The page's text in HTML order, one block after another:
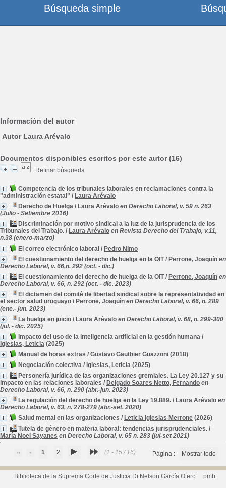
Información del autor
Autor Laura Arévalo
Documentos disponibles escritos por este autor (16)
Refinar búsqueda
Competencia de los tribunales laborales en reclamaciones contra la
"administración estatal" / Laura Arévalo
Derecho de Huelga / Laura Arévalo en Derecho Laboral, v. 59 n. 263
(Julio - Setiembre 2016)
Discriminación por motivo sindical a la luz de la jurisprudencia de los
Tribunales del Trabajo. / Laura Arévalo en Revista Derecho del Trabajo, v.11,
n.38 (enero-marzo)
El correo electrónico laboral / Pedro Nimo
El cuestionamiento del derecho de huelga en la OIT/ Perrone, Joaquín en
Derecho Laboral, v. 66,n. 292 (oct. - dic.)
El cuestionamiento del derecho de huelga de la OIT/ Perrone, Joaquín en
Derecho Laboral, v. 66, n. 292 (oct. - dic. 2023)
El dictamen del comité de libertad sindical sobre la representatividad en
el sector salud uruguayo / Perrone, Joaquín en Derecho Laboral, v. 66, n. 289
(ene.- jun. 2023)
La huelga en juicio / Laura Arévalo en Derecho Laboral, v. 68, n. 299-300
(jul. - dic. 2025)
Impacto del uso de la inteligencia artificial en la gestión humana /
Iglesias, Leticia (2025)
Manual de horas extras / Gustavo Gauthier Guazzoni (2018)
Negociación colectiva / Iglesias, Leticia (2025)
Personería jurídica de las organizaciones gremiales. La Ley 20.127 y su
impacto en las relaciones laborales / Delgado Soares Netto, Fernando en
Derecho Laboral, v. 66, n. 290 (abr.-jun. 2023)
La regulación del derecho de huelga en la Ley 19.889. / Laura Arévalo en
Derecho Laboral, v. 63, n. 278-279 (abr.-set. 2020)
Salud mental en las organizaciones / Leticia Iglesias Merrone (2026)
Tutela de género en materia laboral: tendencias jurisprudenciales. /
María Noel Sayanes en Derecho Laboral, v. 65 n. 283 (jul-set 2021)
1 2 (1 - 15 / 16) Página : Mostrar todo
Biblioteca de la Suprema Corte de Justicia Dr.Nelson García Otero pmb
Búsqueda simple